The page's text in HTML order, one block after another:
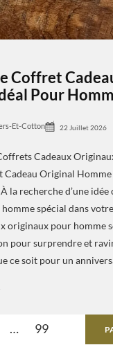
Coffret
Pour
Et-Cotton 22 Juillet 2026
Cadeaux
Original Homme
la recherche d’une idée
spécial dans votre
originaux pour homme
pour surprendre et
ce soit pour un
… 99